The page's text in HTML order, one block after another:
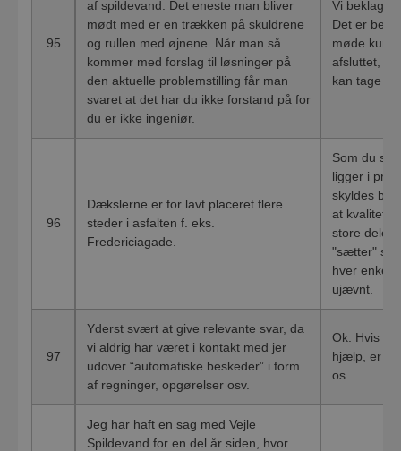
95
af spildevand. Det eneste man bliver
mødt med er en trækken på skuldrene
og rullen med øjnene. Når man så
kommer med forslag til løsninger på
den aktuelle problemstilling får man
svaret at det har du ikke forstand på for
du er ikke ingeniør.
Vi beklager
Det er
møde
afsluttet,
kan tage
96
Dækslerne er for lavt placeret flere
steder i asfalten f. eks.
Fredericiagade.
Som du
ligger i
skyldes
at
store dele
"sætter" sig
hver enkel
ujævnt.
97
Yderst svært at give relevante svar, da
vi aldrig har været i kontakt med jer
udover “automatiske beskeder” i form
af regninger, opgørelser osv.
Ok. Hvis
hjælp, er du
os.
Jeg har haft en sag med Vejle
Spildevand for en del år siden, hvor